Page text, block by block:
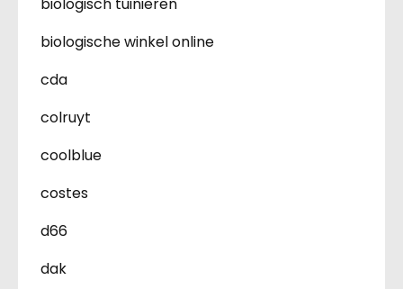
biologische winkel online
cda
colruyt
coolblue
costes
d66
dak